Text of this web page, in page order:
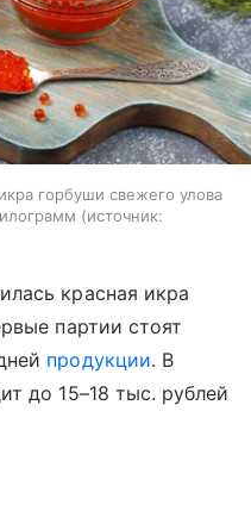
горбуши свежего улова
источник:
красная икра
партии стоят
продукции. В
до 15–18 тыс. рублей